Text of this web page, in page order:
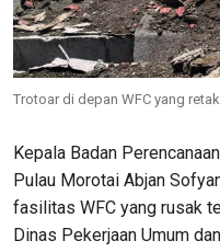
Trotoar di depan WFC yang
Kepala Badan
Pulau Morotai Abjan
fasilitas WFC yang rusak
Dinas Pekerjaan Umum